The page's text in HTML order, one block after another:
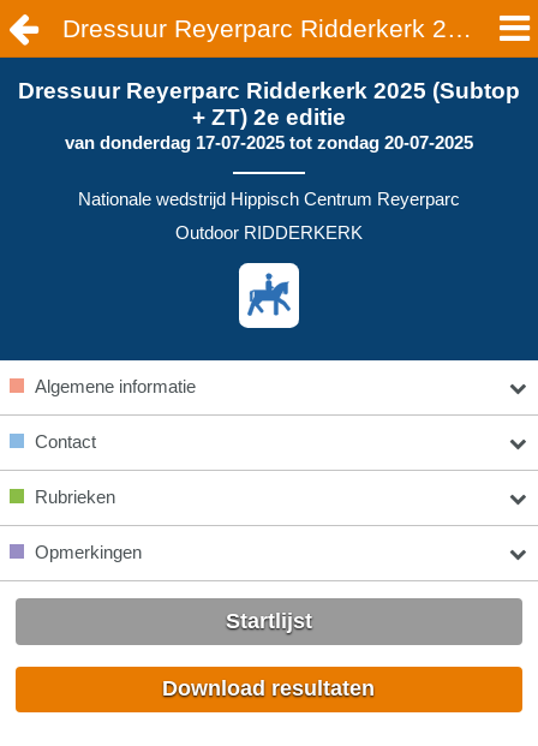
Dressuur Reyerparc Ridderkerk 2025 (Subtop + ZT) 2e editie | RIDDERKERK
Dressuur Reyerparc Ridderkerk 2025 (Subtop
+ ZT) 2e editie
van donderdag 17-07-2025 tot zondag 20-07-2025
Nationale wedstrijd Hippisch Centrum Reyerparc
Outdoor RIDDERKERK
Algemene informatie
Contact
Rubrieken
Opmerkingen
Startlijst
Download resultaten